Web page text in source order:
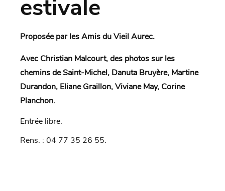
estivale
Proposée par les Amis du Vieil Aurec.
Avec Christian Malcourt, des photos sur les
chemins de Saint-Michel, Danuta Bruyère, Martine
Durandon, Eliane Graillon, Viviane May, Corine
Planchon.
Entrée libre.
Rens. : 04 77 35 26 55.